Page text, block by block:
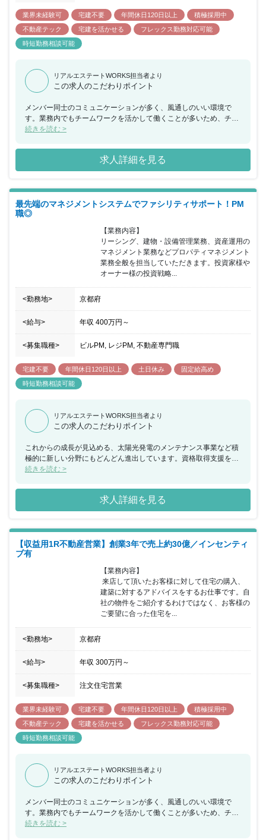
業界未経験可 宅建不要 年間休日120日以上
積極採用中
不動産テック
宅建を活かせる
フレックス勤務対応可能
時短勤務相談可能
リアルエステートWORKS担当者より
この求人のこだわりポイント
メンバー同士のコミュニケーションが多く、風通しのいい環境で
す。業務内でもチームワークを活かして働くことが多いため、チー
ムで何かを成し遂げたいと考えている方におススメの求人です。ま
制度など女性のライフイベントにも沿った制度が整っております。
続きを読む >
求人詳細を見る
最先端のマネジメントシステムでファシリティサポート！PM
職◎
【業務内容】
リーシング、建物・設備管理業務、資産運用の
マネジメント業務などプロパティマネジメント
業務全般を担当していただきます。投資家様や
オーナー様の投資戦略...
<勤務地> 京都府
<給与> 年収 400万円 ～
<募集職種> ビルPM, レジPM, 不動産専門職
宅建不要 年間休日120日以上 土日休み
固定給高め
時短勤務相談可能
リアルエステートWORKS担当者より
この求人のこだわりポイント
これからの成長が見込める、太陽光発電のメンテナンス事業など積
極的に新しい分野にもどんどん進出しています。資格取得支援を目
的とした各種研修だけでなく大手グループ力を活かしたポジション
おります。また、透明性のある評価制度があり、ワークライフバラ
ンスの充実にも力を入れております。
続きを読む >
求人詳細を見る
【収益用1R不動産営業】創業3年で売上約30億／インセンティ
ブ有
【業務内容】
建築に対するアドバイスをするお仕事です。自
社の物件をご紹介するわけではなく、お客様の
ご要望に合った住宅を...
<勤務地> 京都府
<給与> 年収 300万円 ～
<募集職種> 注文住宅営業
業界未経験可 宅建不要 年間休日120日以上
積極採用中
不動産テック
宅建を活かせる
フレックス勤務対応可能
時短勤務相談可能
リアルエステートWORKS担当者より
この求人のこだわりポイント
メンバー同士のコミュニケーションが多く、風通しのいい環境で
す。業務内でもチームワークを活かして働くことが多いため、チー
ムで何かを成し遂げたいと考えている方におススメの求人です。ま
続きを読む >